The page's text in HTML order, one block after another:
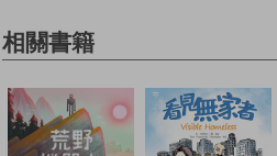
相關書籍